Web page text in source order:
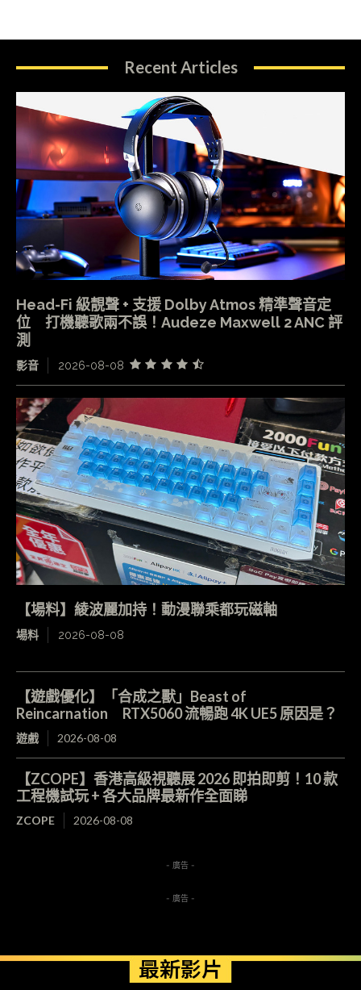
Recent Articles
Head-Fi 級靚聲 + 支援 Dolby Atmos 精準聲音定
位 打機聽歌兩不誤！Audeze Maxwell 2 ANC 評
測
影音 2026-08-08
【場料】綾波麗加持！動漫聯乘都玩磁軸
場料 2026-08-08
【遊戲優化】「合成之獸」Beast of
Reincarnation RTX5060 流暢跑 4K UE5 原因是？
遊戲 2026-08-08
【ZCOPE】香港高級視聽展 2026 即拍即剪！10 款
工程機試玩 + 各大品牌最新作全面睇
ZCOPE 2026-08-08
- 廣告 -
- 廣告 -
最新影片